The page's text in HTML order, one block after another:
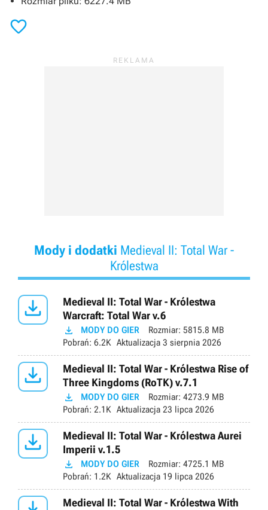

Mody i dodatki Medieval II: Total War -
Królestwa

Medieval II: Total War - Królestwa
Warcraft: Total War v.6
 MODY DO GIER Rozmiar: 5815.8 MB
Pobrań: 6.2K Aktualizacja 3 sierpnia 2026

Medieval II: Total War - Królestwa Rise of
Three Kingdoms (RoTK) v.7.1
 MODY DO GIER Rozmiar: 4273.9 MB
Pobrań: 2.1K Aktualizacja 23 lipca 2026

Medieval II: Total War - Królestwa Aurei
Imperii v.1.5
 MODY DO GIER Rozmiar: 4725.1 MB
Pobrań: 1.2K Aktualizacja 19 lipca 2026
Medieval II: Total War - Królestwa With